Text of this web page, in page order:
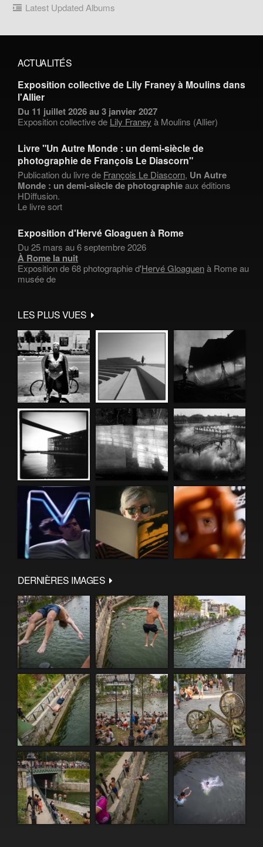
Latest Updated Albums
ACTUALITÉS
Exposition collective de Lily Franey à Moulins dans
l'Allier
Du 11 juillet 2026 au 3 janvier 2027
Exposition collective de Lily Franey à Moulins (Allier)
Livre "Un Autre Monde : un demi-siècle de
photographie de François Le Diascorn"
Publication du livre de François Le Diascorn, Un Autre
Monde : un demi-siècle de photographieaux éditions
HDiffusion.
Le livre sort
Exposition d'Hervé Gloaguen à Rome
Du 25 mars au 6 septembre 2026
À Rome la nuit
Exposition de 68 photographie d'Hervé Gloaguenà Rome au
musée de
LES PLUS VUES
DERNIÈRES IMAGES